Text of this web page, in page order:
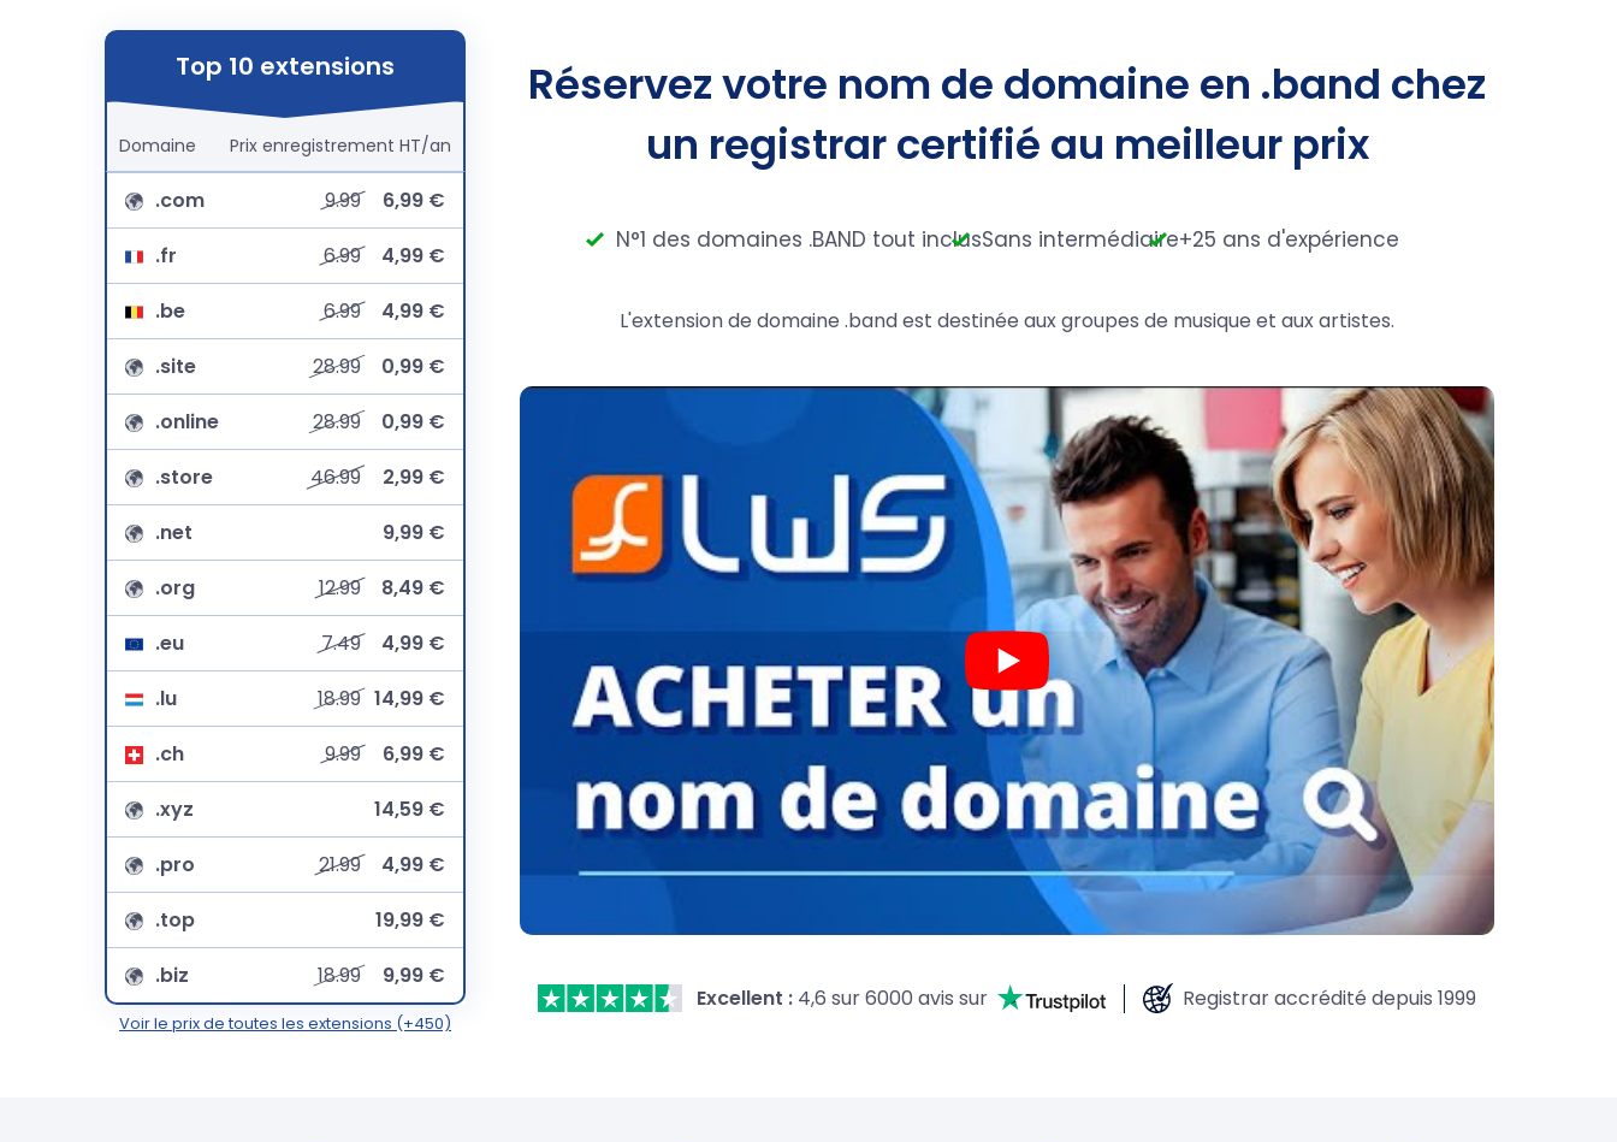
Top 10 extensions
Domaine Prix enregistrement HT/an
.com 9.99
6,99 €
.fr
6.99
4,99 €
.be
6.99
4,99 €
.site
28.99
0,99 €
.online
28.99
0,99 €
.store
46.99
2,99 €
.net
9,99 €
.org
12.99
8,49 €
.eu
7.49
4,99 €
.lu
18.99 14,99 €
.ch
9.99
6,99 €
.xyz
14,59 €
.pro
21.99
4,99 €
.top
19,99 €
.biz
18.99 9,99 €
Voir le prix de toutes les extensions (+450)
Réservez votre nom de domaine en .band chez
un registrar certifié au meilleur prix
N°1 des domaines .BAND tout inclusSans intermédiaire+25 ans d'expérience
L'extension de domaine .band est destinée aux groupes de musique et aux artistes.
Excellent : 4,6 sur 6000 avis sur Registrar accrédité depuis 1999